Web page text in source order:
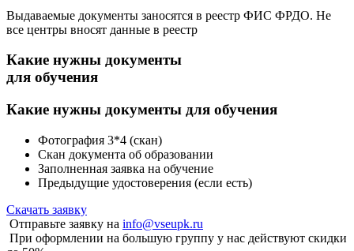
Выдаваемые документы заносятся в реестр ФИС ФРДО. Не
все центры вносят данные в реестр
Какие нужны документы
для обучения
Какие нужны документы для обучения
Фотография 3*4 (скан)
Скан документа об образовании
Заполненная заявка на обучение
Предыдущие удостоверения (если есть)
Скачать заявку
Отправьте заявку на info@vseupk.ru
При оформлении на большую группу у нас действуют скидки